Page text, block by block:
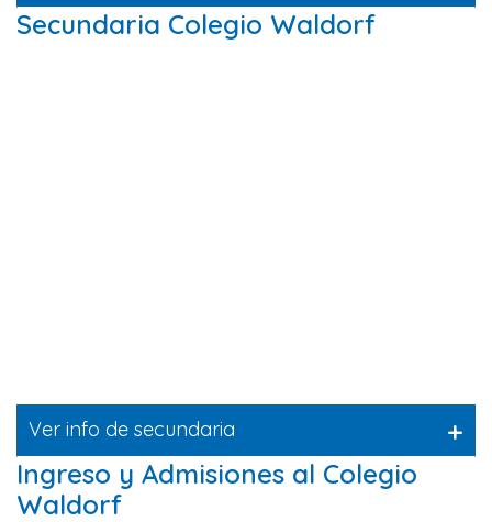
Secundaria Colegio Waldorf
Ver info de secundaria +
Ingreso y Admisiones al Colegio
Waldorf